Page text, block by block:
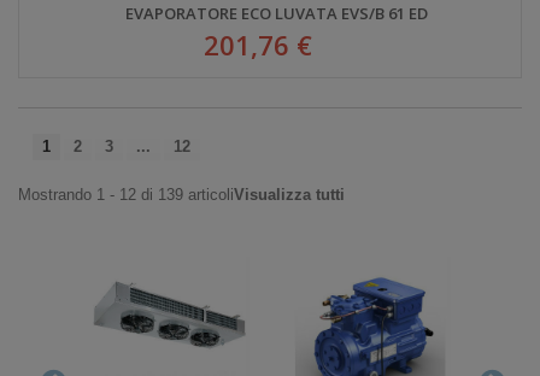
EVAPORATORE ECO LUVATA EVS/B 61 ED
201,76 €
1 2 3 ... 12
Mostrando 1 - 12 di 139 articoliVisualizza tutti